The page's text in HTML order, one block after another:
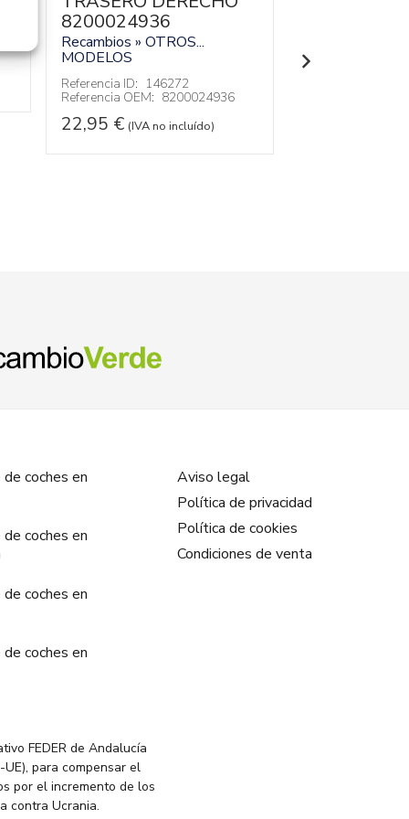
8200024936
Recambios » OTROS...
MODELOS
Referencia ID: 146272
Referencia OEM: 8200024936
22,95 € (IVA no incluído)
MODELOS
coches en
coches en
coches en
coches en
Aviso legal
Política de privacidad
Política de cookies
Condiciones de venta
FEDER de Andalucía
para compensar el
por el incremento de los
contra Ucrania.